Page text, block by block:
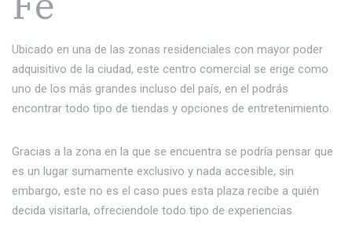
Ubicado en una de las zonas residenciales con mayor poder
adquisitivo de la ciudad, este centro comercial se erige como
uno de los más grandes incluso del país, en el podrás
encontrar todo tipo de tiendas y opciones de entretenimiento.
Gracias a la zona en la que se encuentra se podría pensar que
es un lugar sumamente exclusivo y nada accesible, sin
embargo, este no es el caso pues esta plaza recibe a quién
decida visitarla, ofreciendole todo tipo de experiencias.